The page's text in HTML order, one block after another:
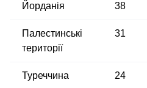
Йорданія 38
Палестинські
території
31
Туреччина 24